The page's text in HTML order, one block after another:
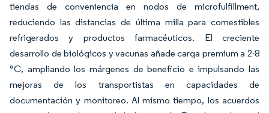
tiendas de conveniencia en nodos de microfulfillment,
reduciendo las distancias de última milla para comestibles
refrigerados y productos farmacéuticos. El creciente
desarrollo de biológicos y vacunas añade carga premium a 2-8
°C, ampliando los márgenes de beneficio e impulsando las
mejoras de los transportistas en capacidades de
documentación y monitoreo. Al mismo tiempo, los acuerdos